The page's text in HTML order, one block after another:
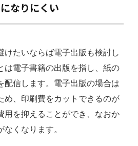
なりにくい
けたいならば電子出版も検討し
は電子書籍の出版を指し、紙の
配信します。電子出版の場合は
め、印刷費をカットできるのが
用を抑えることができ、なおか
くなります。